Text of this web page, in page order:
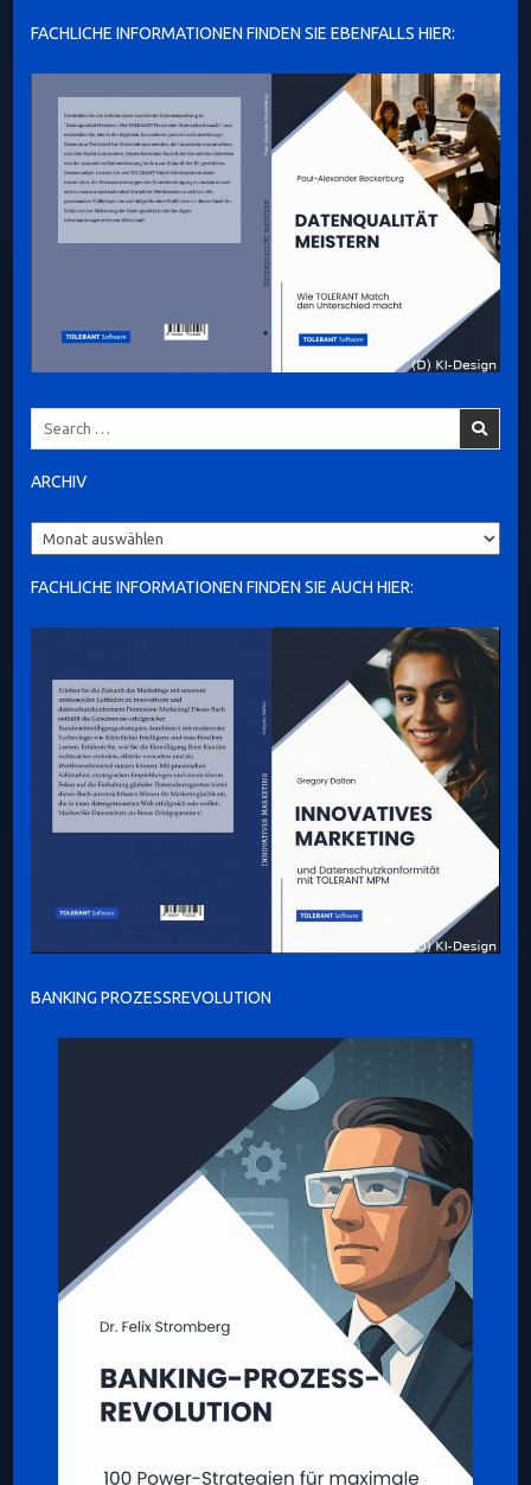
FACHLICHE INFORMATIONEN FINDEN SIE EBENFALLS HIER:
ARCHIV
Archiv
FACHLICHE INFORMATIONEN FINDEN SIE AUCH HIER:
BANKING PROZESSREVOLUTION